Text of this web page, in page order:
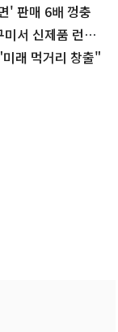
' 판매 6배 껑충
서 신제품 런칭
래 먹거리 창출"